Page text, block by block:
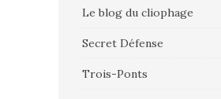
Le blog du cliophage
Secret Défense
Trois-Ponts